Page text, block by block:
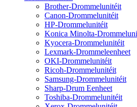
Brother-Drommelunitéit
Canon-Drommelunitéit
HP-Drommelunitéit
Konica Minolta-
Kyocera-Drommelunitéit
Lexmark-Drommeleenheet
OKI-Drommelunitéit
Ricoh-Drommelunitéit
Samsung-Drommelunitéit
Sharp-Drum Eenheet
Toshiba-Drommelunitéit